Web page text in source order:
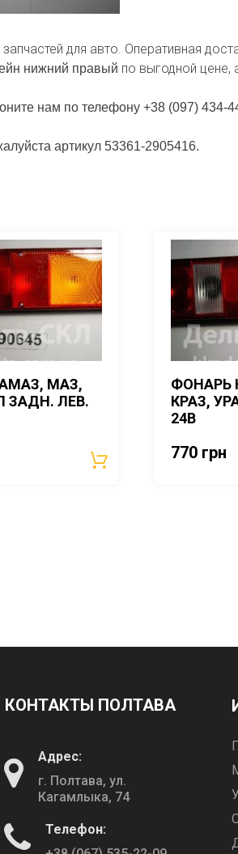
запчастей для авто. Оперативная
нижний правый по выгодной цене,
нам по телефону +38 (097) 434-
артикул 53361-2905416.
МАЗ,
ЗАДН. ЛЕВ.
ФОНАРЬ
КРАЗ,
24В
770 грн
КОНТАКТЫ ПОЛТАВА
Адрес:
г. Полтава, ул.
Кагамлыка, 74
Телефон: